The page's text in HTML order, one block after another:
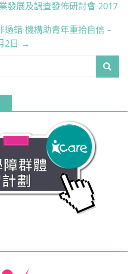
發展及調查發佈研討會 2017
過錯 機構助青年重拾自信 –
2日 →